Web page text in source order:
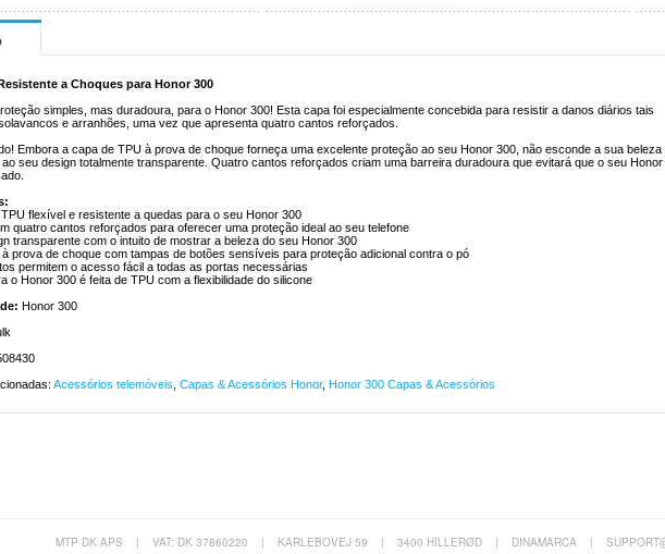
a Choques para Honor 300
simples, mas duradoura, para o Honor 300! Esta capa foi especialmente concebida para resistir a danos diários tais
e arranhões, uma vez que apresenta quatro cantos reforçados.
Embora a capa de TPU à prova de choque forneça uma excelente proteção ao seu Honor 300, não esconde a sua beleza
seu design totalmente transparente. Quatro cantos reforçados criam uma barreira duradoura que evitará que o seu Honor
flexível e resistente a quedas para o seu Honor 300
quatro cantos reforçados para oferecer uma proteção ideal ao seu telefone
transparente com o intuito de mostrar a beleza do seu Honor 300
prova de choque com tampas de botões sensíveis para proteção adicional contra o pó
permitem o acesso fácil a todas as portas necessárias
o Honor 300 é feita de TPU com a flexibilidade do silicone
Honor 300
Acessórios telemóveis Capas & Acessórios Honor, Honor 300 Capas & Acessórios
MTP DK APS | VAT: DK 37860220 | KARLEBOVEJ 59 | 3400 HILLERØD | DINAMARCA |